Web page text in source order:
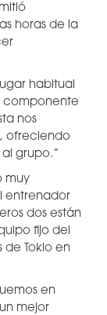
horas de la
habitual
componente
nos
ofreciendo
grupo.”
muy
entrenador
dos están
fijo del
de Tokio en
en
mejor